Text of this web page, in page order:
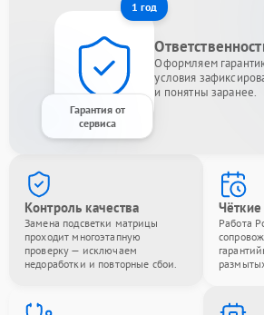
1 год
Гарантия от
сервиса
Оформляем
условия
и понятны заранее.
Контроль качества
Замена подсветки матрицы
проходит многоэтапную
проверку — исключаем
недоработки и повторные сбои.
Чёткие
Работа